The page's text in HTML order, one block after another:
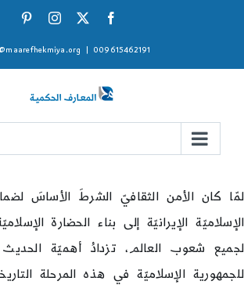
Facebook
X
Instagram
009615462191
لمّا كان الأمن الثقافيّ الشرطَ الأساسَ
الإسلاميّة الإيرانيّة إلى بناء الحضارة
لجميع شعوب العالم، تزدادُ أهميّة
للجمهورية الإسلاميّة في هذه المرحلة